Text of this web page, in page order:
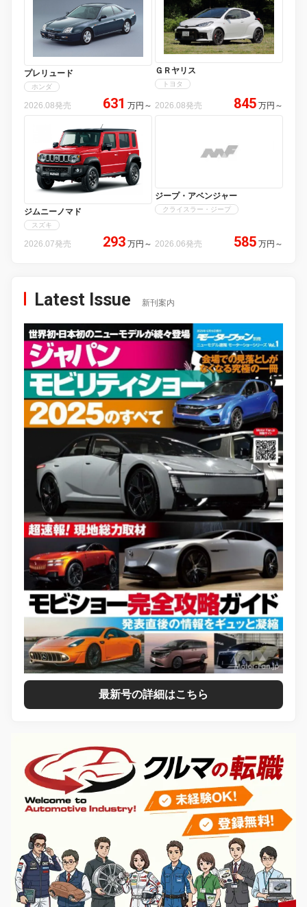
プレリュード
ホンダ
2026.08発売 631 万円 ～
ＧＲヤリス
トヨタ
2026.08発売 845 万円 ～
ジムニーノマド
スズキ
2026.07発売 293 万円 ～
ジープ・アベンジャー
クライスラー・ジープ
2026.06発売 585 万円 ～
Latest Issue 新刊案内
最新号の詳細はこちら